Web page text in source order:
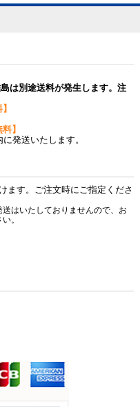
は別途送料が発生します。注
】
発送いたします。
ます。ご注文時にご指定くださ
はいたしておりませんので、お
。